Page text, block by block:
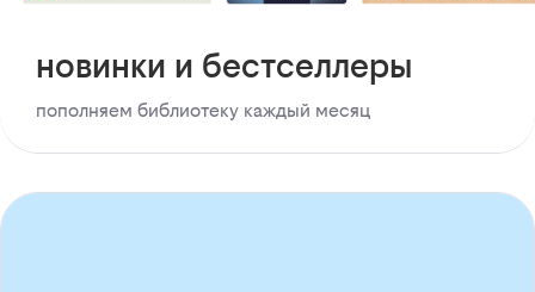
новинки и бестселлеры
пополняем библиотеку каждый месяц